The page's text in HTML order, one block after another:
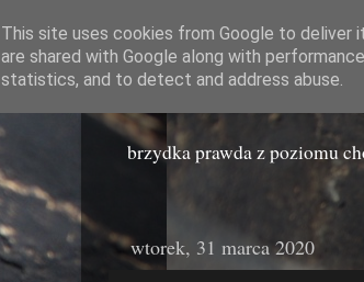
Miasto
brzydka prawda z poziomu
wtorek, 31 marca 2020
This site uses cookies from Google to deliver
are shared with Google along with
statistics, and to detect and address abuse.